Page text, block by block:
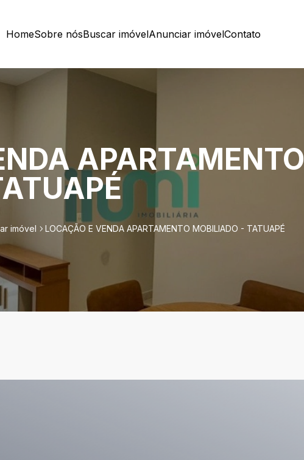
HomeSobre nósBuscar imóvelAnunciar imóvelContato
APARTAMENTO
imóvel LOCAÇÃO E VENDA APARTAMENTO MOBILIADO - TATUAPÉ